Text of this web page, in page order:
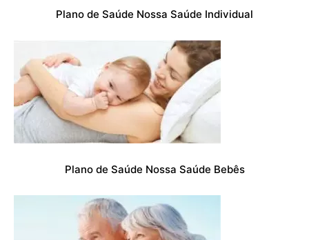
Plano de Saúde Nossa Saúde Individual
Plano de Saúde Nossa Saúde Bebês